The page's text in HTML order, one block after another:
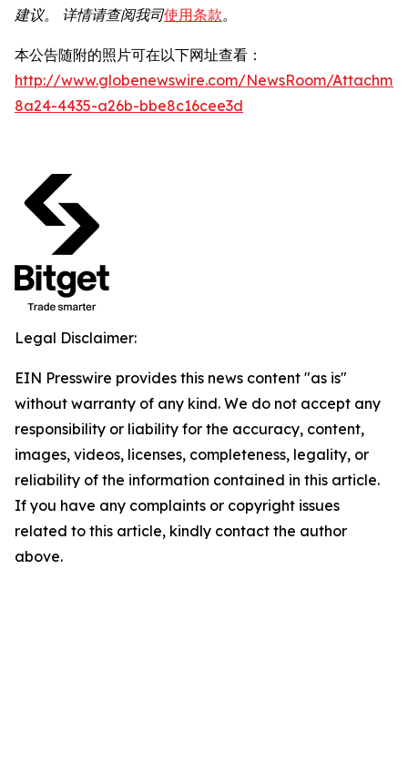
建议。
详情请查阅我司使用条款。
本公告随附的照片可在以下网址查看：
http://www.globenewswire.com/NewsRoom/
8a24-4435-a26b-bbe8c16cee3d
Legal Disclaimer:
EIN Presswire provides this news content "as is"
without warranty of any kind. We do not accept any
responsibility or liability for the accuracy, content,
images, videos, licenses, completeness, legality, or
reliability of the information contained in this article.
If you have any complaints or copyright issues
related to this article, kindly contact the author
above.